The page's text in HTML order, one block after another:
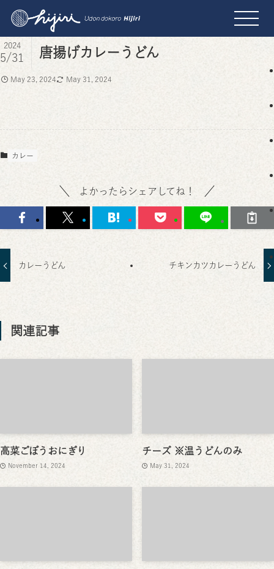
唐揚げカレーうどん
2024
5/31
May 23, 2024 May 31, 2024
カレー
よかったらシェアしてね！
カレーうどん チキンカツカレーうどん
関連記事
高菜ごぼうおにぎり
November 14, 2024
チーズ ※温うどんのみ
May 31, 2024